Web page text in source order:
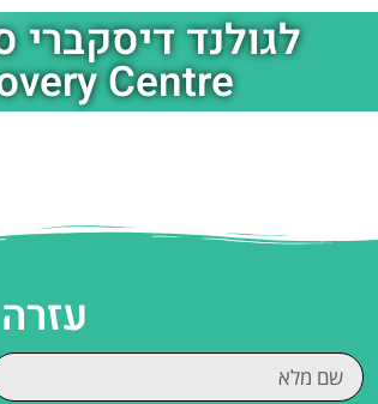
לגולנד דיסקברי
Centre